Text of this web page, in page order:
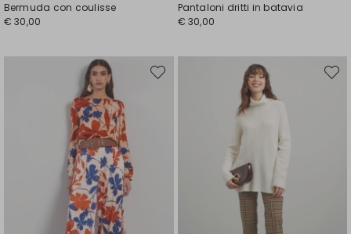
Bermuda con coulisse
€ 30,00
Pantaloni dritti in batavia
€ 30,00
Sposta